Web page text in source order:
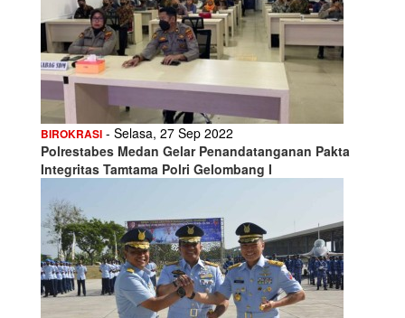
BIROKRASI - Selasa, 27 Sep 2022
Polrestabes Medan Gelar Penandatanganan Pakta
Integritas Tamtama Polri Gelombang I